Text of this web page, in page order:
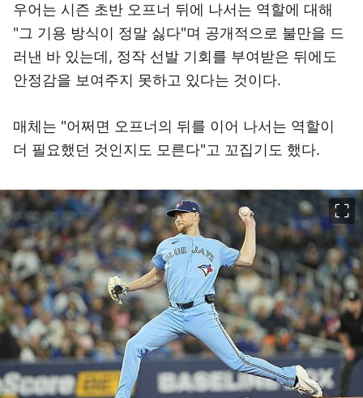
우어는 시즌 초반 오프너 뒤에 나서는 역할에 대해
"그 기용 방식이 정말 싫다"며 공개적으로 불만을 드
러낸 바 있는데, 정작 선발 기회를 부여받은 뒤에도
안정감을 보여주지 못하고 있다는 것이다.
매체는 "어쩌면 오프너의 뒤를 이어 나서는 역할이
더 필요했던 것인지도 모른다"고 꼬집기도 했다.